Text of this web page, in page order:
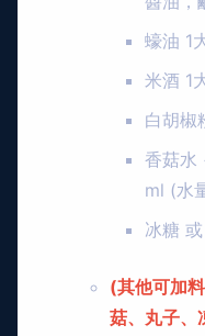
蠔油 1
米酒 1
白胡椒
香菇水
ml (水
冰糖
(其他可加
菇、丸子、